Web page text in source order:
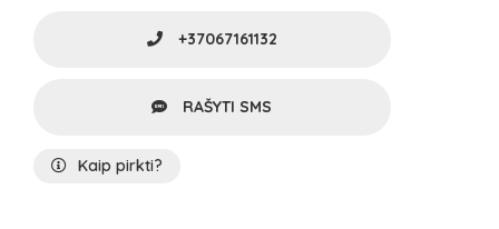
+37067161132
RAŠYTI SMS
Kaip pirkti?